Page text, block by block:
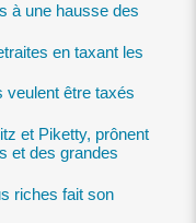
à une hausse des
en taxant les
veulent être taxés
et Piketty, prônent
et des grandes
riches fait son